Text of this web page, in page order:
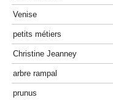
Venise
petits métiers
Christine Jeanney
arbre rampal
prunus